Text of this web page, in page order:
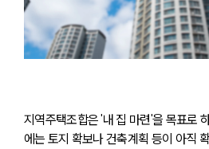
지역주택조합은 '내 집 마련'을 목표로
에는 토지 확보나 건축계획 등이 아직